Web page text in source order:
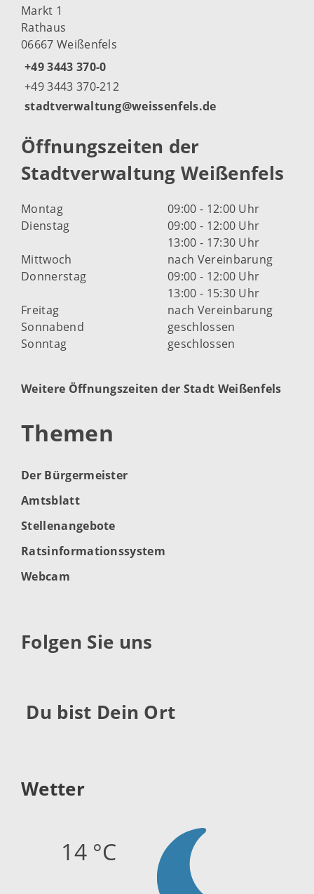
Markt 1
Rathaus
06667 Weißenfels
+49 3443 370-0
+49 3443 370-212
stadtverwaltung@weissenfels.de
Öffnungszeiten der
Stadtverwaltung Weißenfels
Montag
09:00 - 12:00 Uhr
Dienstag
09:00 - 12:00 Uhr
13:00 - 17:30 Uhr
Mittwoch
nach Vereinbarung
Donnerstag
09:00 - 12:00 Uhr
13:00 - 15:30 Uhr
Freitag
nach Vereinbarung
Sonnabend
geschlossen
Sonntag
geschlossen
Weitere Öffnungszeiten der Stadt Weißenfels
Themen
Der Bürgermeister
Amtsblatt
Stellenangebote
Ratsinformationssystem
Webcam
Folgen Sie uns
Du bist Dein Ort
Wetter
14 °C